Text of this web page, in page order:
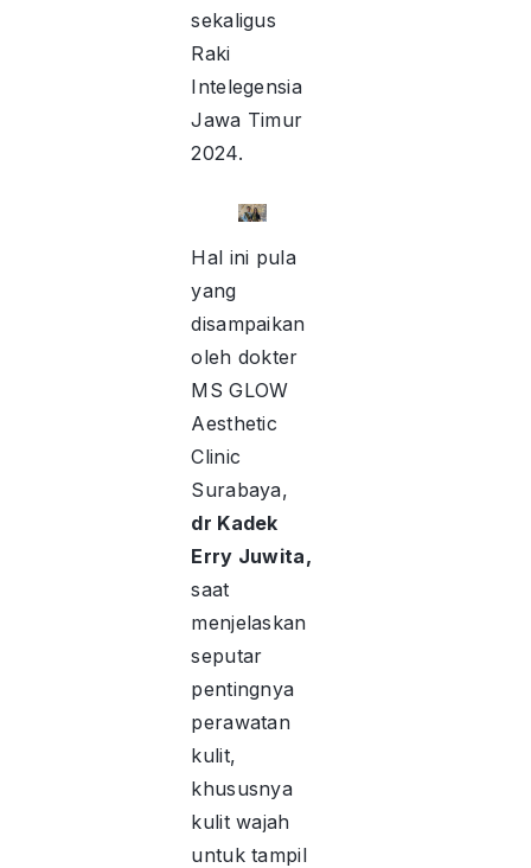
sekaligus
Raki
Intelegensia
Jawa Timur
2024.
Hal ini pula
yang
disampaikan
oleh dokter
MS GLOW
Aesthetic
Clinic
Surabaya,
dr Kadek
Erry Juwita,
saat
menjelaskan
seputar
pentingnya
perawatan
kulit,
khususnya
kulit wajah
untuk tampil